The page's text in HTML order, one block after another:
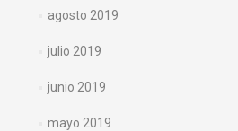
agosto 2019
julio 2019
junio 2019
mayo 2019